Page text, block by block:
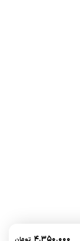
۴.۳۵۰.۰۰۰ تومان